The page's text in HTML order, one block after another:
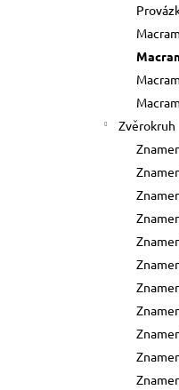
Zvěrokruh
KABBALAH
Původně: